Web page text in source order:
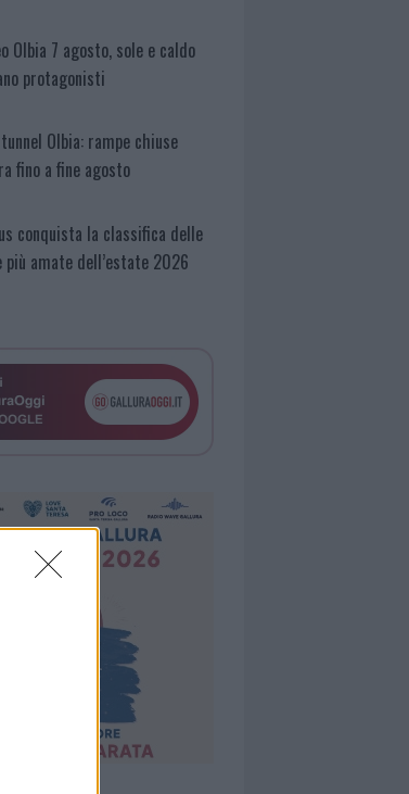
Olbia 7 agosto, sole e caldo
protagonisti
Olbia: rampe chiuse
fino a fine agosto
conquista la classifica delle
più amate dell’estate 2026